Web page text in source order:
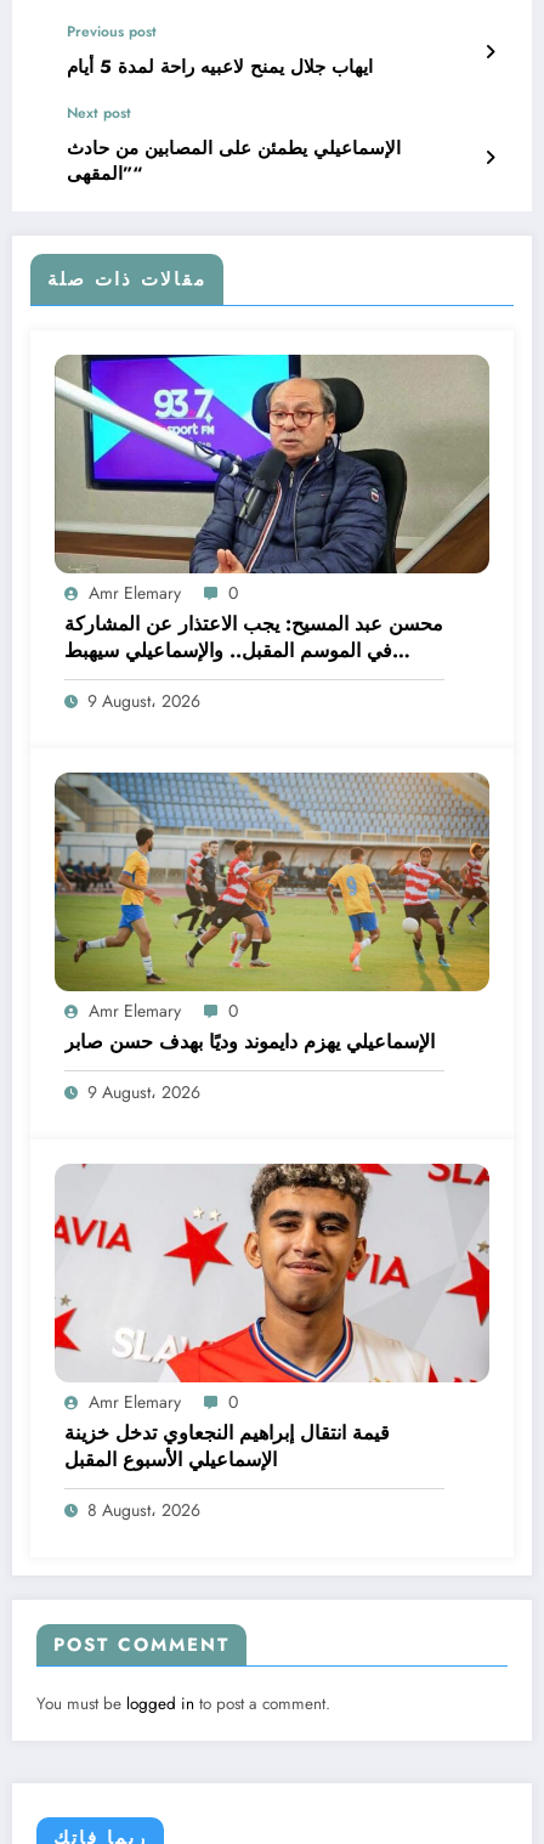
Previous post
ايهاب جلال يمنح لاعبيه راحة لمدة 5 أيام
Next post
الإسماعيلي يطمئن على المصابين من حادث
”المقهى“
مقالات ذات صلة
Amr Elemary 0
محسن عبد المسيح: يجب الاعتذار عن المشاركة
في الموسم المقبل.. والإسماعيلي سيهبط
للدرجة الثالثة
9 August، 2026
Amr Elemary 0
الإسماعيلي يهزم دايموند وديًا بهدف حسن صابر
9 August، 2026
Amr Elemary 0
قيمة انتقال إبراهيم النجعاوي تدخل خزينة
الإسماعيلي الأسبوع المقبل
8 August، 2026
POST COMMENT
You must be logged in to post a comment.
ربما فاتك